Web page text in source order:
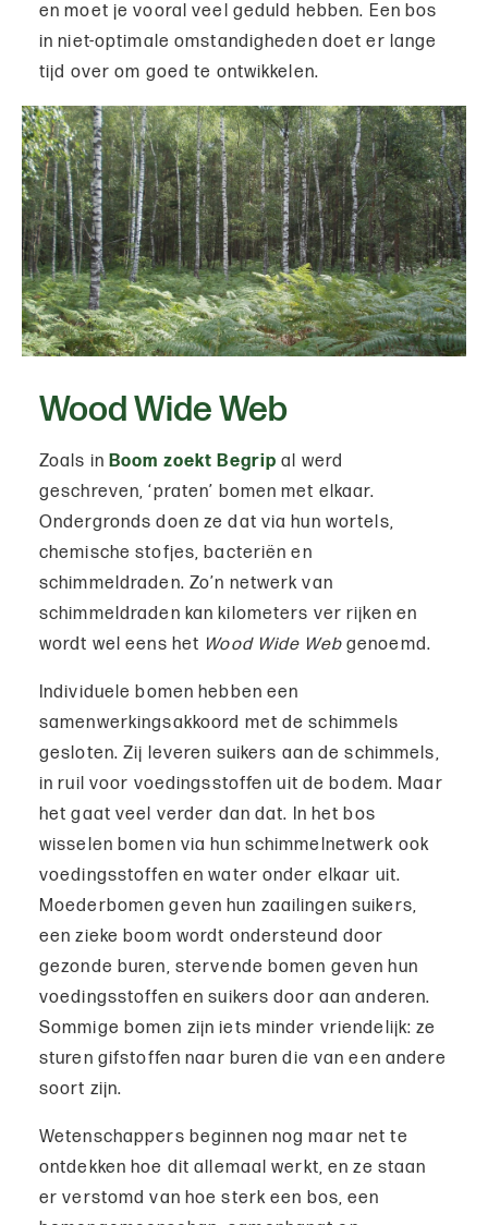
en moet je vooral veel geduld hebben. Een bos
in niet-optimale omstandigheden doet er lange
tijd over om goed te ontwikkelen.
Wood Wide Web
Zoals in Boom zoekt Begrip al werd
geschreven, ‘praten’ bomen met elkaar.
Ondergronds doen ze dat via hun wortels,
chemische stofjes, bacteriën en
schimmeldraden. Zo’n netwerk van
schimmeldraden kan kilometers ver rijken en
wordt wel eens het Wood Wide Webgenoemd.
Individuele bomen hebben een
samenwerkingsakkoord met de schimmels
gesloten. Zij leveren suikers aan de schimmels,
in ruil voor voedingsstoffen uit de bodem. Maar
het gaat veel verder dan dat. In het bos
wisselen bomen via hun schimmelnetwerk ook
voedingsstoffen en water onder elkaar uit.
Moederbomen geven hun zaailingen suikers,
een zieke boom wordt ondersteund door
gezonde buren, stervende bomen geven hun
voedingsstoffen en suikers door aan anderen.
Sommige bomen zijn iets minder vriendelijk: ze
sturen gifstoffen naar buren die van een andere
soort zijn.
Wetenschappers beginnen nog maar net te
ontdekken hoe dit allemaal werkt, en ze staan
er verstomd van hoe sterk een bos, een